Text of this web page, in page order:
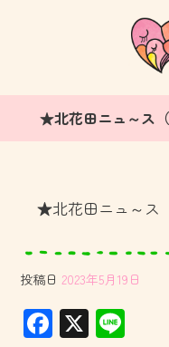
★北花田ニュ～ス
★北花田ニュ～ス
投稿日 2023年5月19日
F X